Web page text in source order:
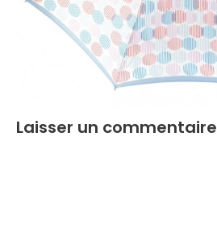
Laisser un commentaire